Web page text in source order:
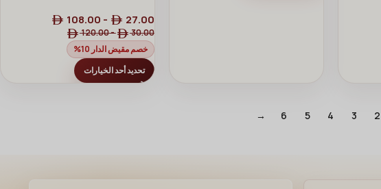
30.00
-
120.00
27.00
-
108.00
خصم مقيض الدار 10%
تحديد أحد الخيارات
2
3
4
5
6
→